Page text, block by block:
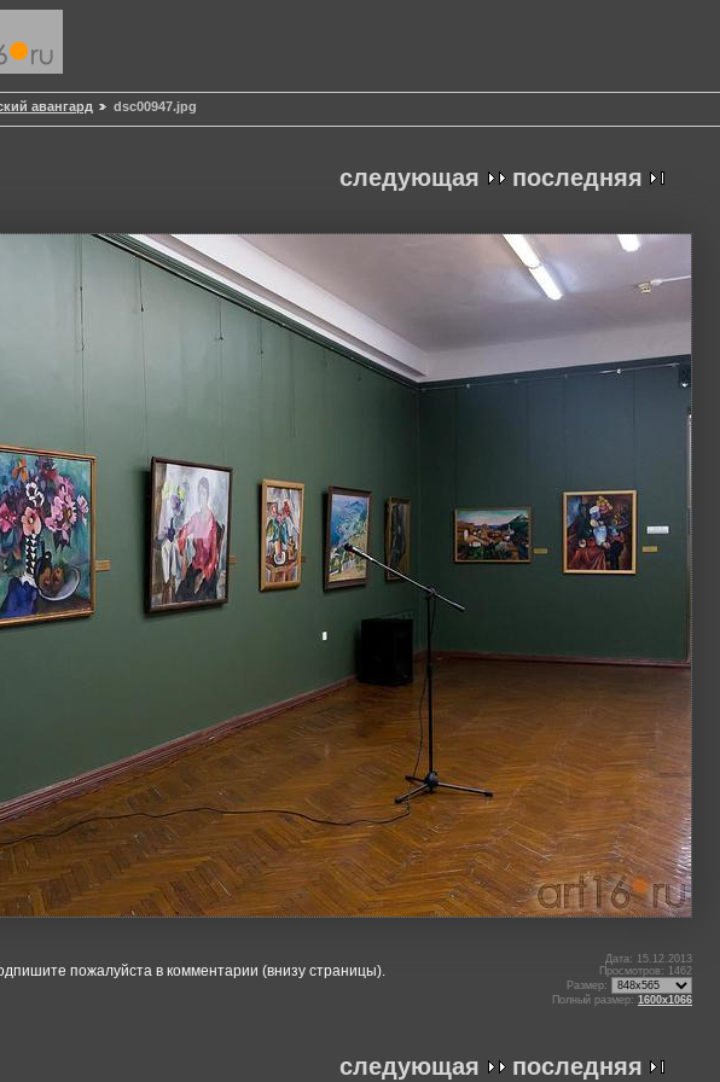
авангард dsc00947.jpg
следующая последняя
пожалуйста в комментарии (внизу страницы).
Дата: 15.12.2013
Просмотров: 1462
Размер:
Полный размер: 1600x1066
следующая последняя